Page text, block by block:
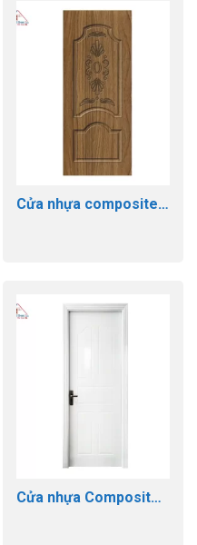
Cửa nhựa composite
Cửa nhựa Composite